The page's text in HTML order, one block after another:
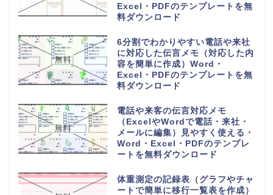
記入・パソコン入力）Word・
Excel・PDFのテンプレートを無
一時間目から六時間目の時間割表
（ワードとエクセルで簡単編集・
PDFをA4用紙に印刷・おしゃれ
なフリー素材）のテンプレートを
香典返しや整理に使える名簿帳一
覧（A4用紙の横型に印刷）簡易
的に作成の記録簿・Word・
Excel・PDFのテンプレートを無
香典帳の雛形（名簿管理や記録